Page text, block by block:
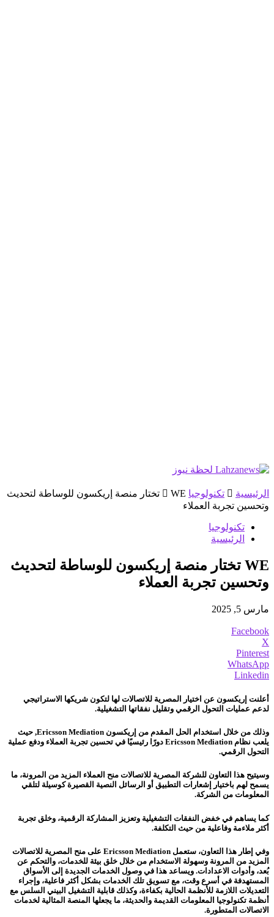
الرئيسية تكنولوجيا
WE تختار منصة إريكسون للوساطة لتحديث
وتحسين تجربة العملاء
تكنولوجيا
الرئيسية
WE تختار منصة إريكسون للوساطة لتحديث
وتحسين تجربة العملاء
مارس 5, 2025
Facebook
X
Pinterest
WhatsApp
Linkedin
أعلنت إريكسون عن اختيار المصرية للاتصالات لها لتكون شريكها الاستراتيجي
لدعم عمليات التحول الرقمي وتقليل نفقاتها التشغيلية.
وذلك من خلال استخدام الحل المقدم من إريكسون Ericsson Mediation, حيث
يلعب نظام Ericsson Mediation دورًا رئيسيًا في تحسين تجربة العملاء ودفع عملية
التحول الرقمي.
وسيتيح هذا التعاون للشركة المصرية للاتصالات منح العملاء المزيد من المرونة، ما
يسمح لهم باختيار إشعارات التطبيق أو الرسائل النصية القصيرة كوسيلة لتلقي
المعلومات من الشركة.
كما يساهم في خفض النفقات التشغيلية وتعزيز المشاركة الرقمية، وخلق تجربة
أكثر ملاءمة وفاعلية من حيث التكلفة.
وفي إطار هذا التعاون، ستعمل Ericsson Mediation على منح المصرية للاتصالات
المزيد من المرونة وسهولة الاستخدام من خلال خلق بيئة للخدمات، والتحكم عن
بُعد، وأدوات الاعدادات. ويساعد هذا في وصول الخدمات الجديدة إلى الأسواق
المستهدفة في أسرع وقت، مع تسويق تلك الخدمات بشكل أكثر فاعلية، وإجراء
التعديلات اللازمة للأنظمة الحالية بكفاءة، وكذلك قابلية التشغيل البيني السلس مع
أنظمة تكنولوجيا المعلومات القديمة والحديثة، ما يجعلها المنصة المثالية لخدمات
الاتصالات المتطورة.